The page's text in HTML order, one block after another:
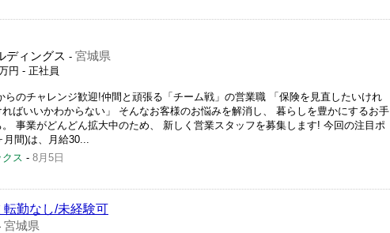
ディングス - 宮城県
円 - 正社員
らのチャレンジ歓迎!仲間と頑張る「チーム戦」の営業職 「保険を見直したいけれ
ばいいかわからない」 そんなお客様のお悩みを解消し、 暮らしを豊かにするお手
事業がどんどん拡大中のため、 新しく営業スタッフを募集します! 今回の注目ポ
月間)は、月給30...
ス - 8月5日
転勤なし/未経験可
宮城県